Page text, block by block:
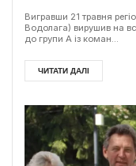
Вигравши 21 травня
Водолага) вирушив на
до групи А із коман...
ЧИТАТИ ДАЛІ